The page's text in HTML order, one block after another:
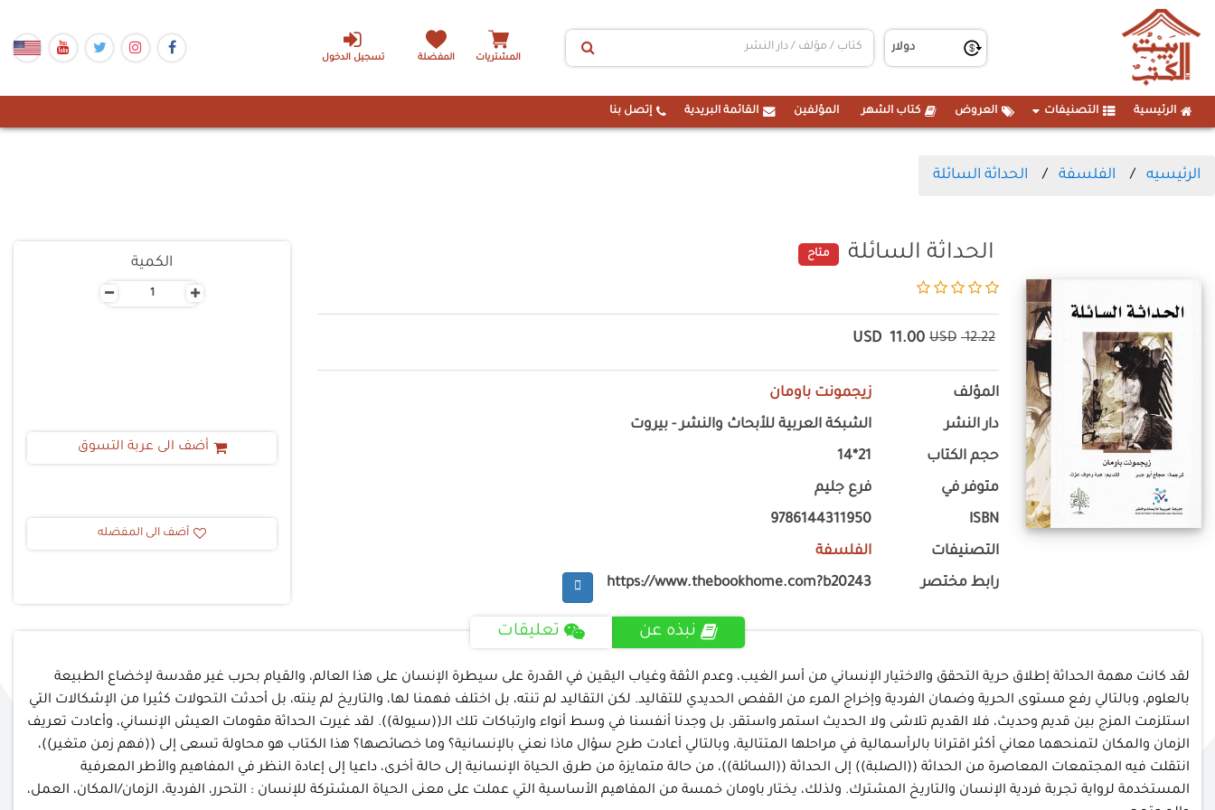
تسجيل الدخول المشتريات المفضلة
الرئيسية التصنيفات العروض كتاب الشهر المؤلفين القائمة البريدية إتصل بنا
الرئيسيه الفلسفة الحداثة السائلة
الحداثة السائلة متاح
12.22
USD
11.00
USD
المؤلف زيجمونت باومان
دار النشر الشبكة العربية للأبحاث والنشر - بيروت
حجم الكتاب 21*14
متوفر في فرع جليم
ISBN
9786144311950
التصنيفات الفلسفة
رابط مختصر https://www.thebookhome.com?b20243
الكمية
- +
أضف الى عربة التسوق
أضف الى المفضله
نبذه عن تعليقات
لقد كانت مهمة الحداثة إطلاق حرية التحقق والاختيار الإنساني من أسر الغيب، وعدم الثقة وغياب اليقين في القدرة على سيطرة الإنسان على هذا العالم، والقيام بحرب غير مقدسة لإخضاع الطبيعة
بالعلوم، وبالتالي رفع مستوى الحرية وضمان الفردية وإخراج المرء من القفص الحديدي للتقاليد. لكن التقاليد لم تنته، بل اختلف فهمنا لها، والتاريخ لم ينته، بل أحدثت التحولات كثيرا من الإشكالات التي
استلزمت المزج بين قديم وحديث، فلا القديم تلاشى ولا الحديث استمر واستقر، بل وجدنا أنفسنا في وسط أنواء وارتباكات تلك الـ((سيولة)). لقد غيرت الحداثة مقومات العيش الإنساني، وأعادت تعريف
الزمان والمكان لتمنحهما معاني أكثر اقترانا بالرأسمالية في مراحلها المتتالية، وبالتالي أعادت طرح سؤال ماذا نعني بالإنسانية؟ وما خصائصها؟ هذا الكتاب هو محاولة تسعى إلى ((فهم زمن متغير))،
انتقلت فيه المجتمعات المعاصرة من الحداثة ((الصلبة)) إلى الحداثة ((السائلة))، من حالة متمايزة من طرق الحياة الإنسانية إلى حالة أخرى، داعيا إلى إعادة النظر في المفاهيم والأطر المعرفية
المستخدمة لرواية تجربة فردية الإنسان والتاريخ المشترك. ولذلك، يختار باومان خمسة من المفاهيم الأساسية التي عملت على معنى الحياة المشتركة للإنسان : التحرر، الفردية، الزمان/المكان، العمل،